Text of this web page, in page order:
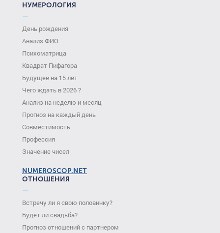
НУМЕРОЛОГИЯ
—
День рождения
Анализ ФИО
Психоматрица
Квадрат Пифагора
Будущее на 15 лет
Чего ждать в 2026 ?
Анализ на неделю и месяц
Прогноз на каждый день
Совместимость
Профессия
Значение чисел
NUMEROSCOP.NET
ОТНОШЕНИЯ
—
Встречу ли я свою половинку?
Будет ли свадьба?
Прогноз отношений с партнером